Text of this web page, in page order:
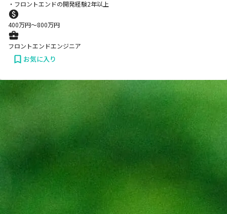
・フロントエンドの開発経験2年以上
400万円〜800万円
フロントエンドエンジニア
お気に入り